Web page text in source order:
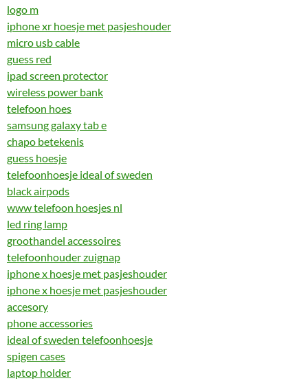
logo m
iphone xr hoesje met pasjeshouder
micro usb cable
guess red
ipad screen protector
wireless power bank
telefoon hoes
samsung galaxy tab e
chapo betekenis
guess hoesje
telefoonhoesje ideal of sweden
black airpods
www telefoon hoesjes nl
led ring lamp
groothandel accessoires
telefoonhouder zuignap
iphone x hoesje met pasjeshouder
iphone x hoesje met pasjeshouder
accesory
phone accessories
ideal of sweden telefoonhoesje
spigen cases
laptop holder